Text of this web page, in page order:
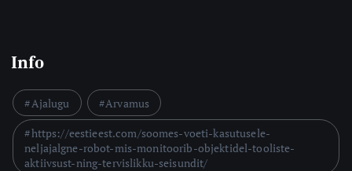
Info
Ajalugu
Arvamus
https://eestieest.com/soomes-voeti-kasutusele-
neljajalgne-robot-mis-monitoorib-objektidel-tooliste-
aktiivsust-ning-tervislikku-seisundit/